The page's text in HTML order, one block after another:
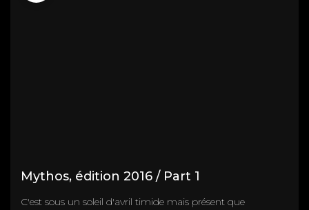
Mythos, édition 2016 / Part 1
C'est sous un soleil d'avril timide mais présent que